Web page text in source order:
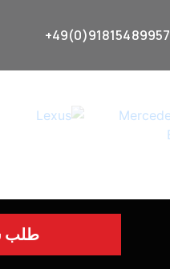
+49(0)91815489957
طلب